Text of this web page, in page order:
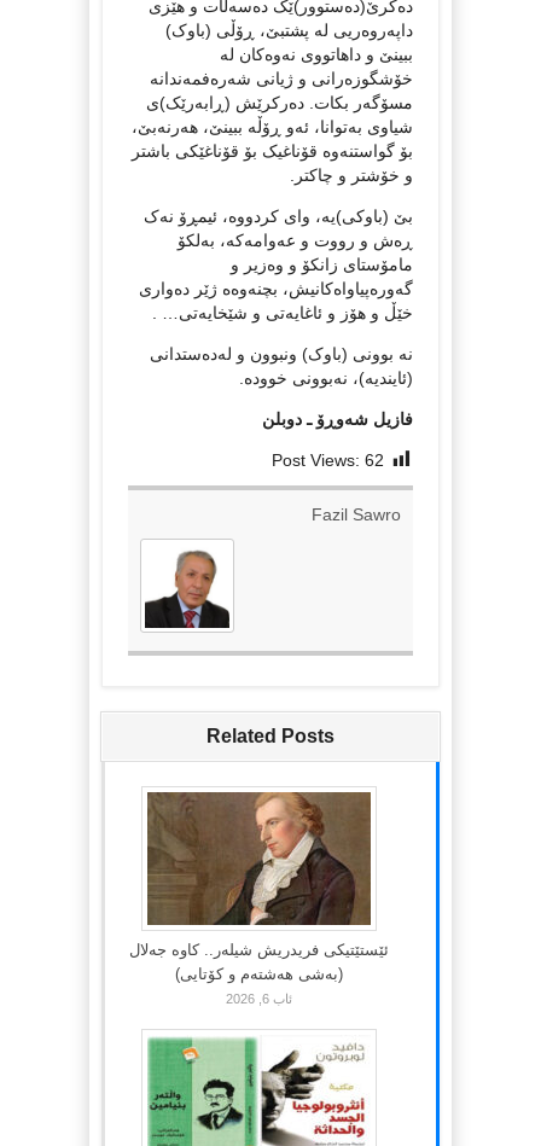
دەکرێ(دەستوور)ێک دەسەڵات و هێزی
داپەروەریی لە پشتبێ، ڕۆڵی (باوک)
ببینێ و داهاتووی نەوەکان لە
خۆشگوزەرانی و ژیانی شەرەفمەندانە
مسۆگەر بکات. دەرکرێش (ڕابەرێک)ی
شیاوی بەتوانا، ئەو ڕۆڵە ببینێ، هەرنەبێ،
بۆ گواستنەوە قۆناغیک بۆ قۆناغێکی باشتر
و خۆشتر و چاکتر.
بێ (باوکی)یە، وای کردووە، ئیمڕۆ نەک
ڕەش و رووت و عەوامەکە، بەلکۆ
مامۆستای زانکۆ و وەزیر و
گەورەپیاواەکانیش، بچنەوەە ژێر دەواری
خێڵ و هۆز و ئاغایەتی و شێخایەتی… .
نە بوونی (باوک) ونبوون و لەدەستدانی
(ئایندیە)، نەبوونی خوودە.
فازیل شەوڕۆ ـ دوبلن
Post Views: 62
Fazil Sawro
Related Posts
ئێستێتیکی فریدریش شیلەر.. کاوە جەلال
(بەشی هەشتەم و کۆتایی)
ئاب 6, 2026